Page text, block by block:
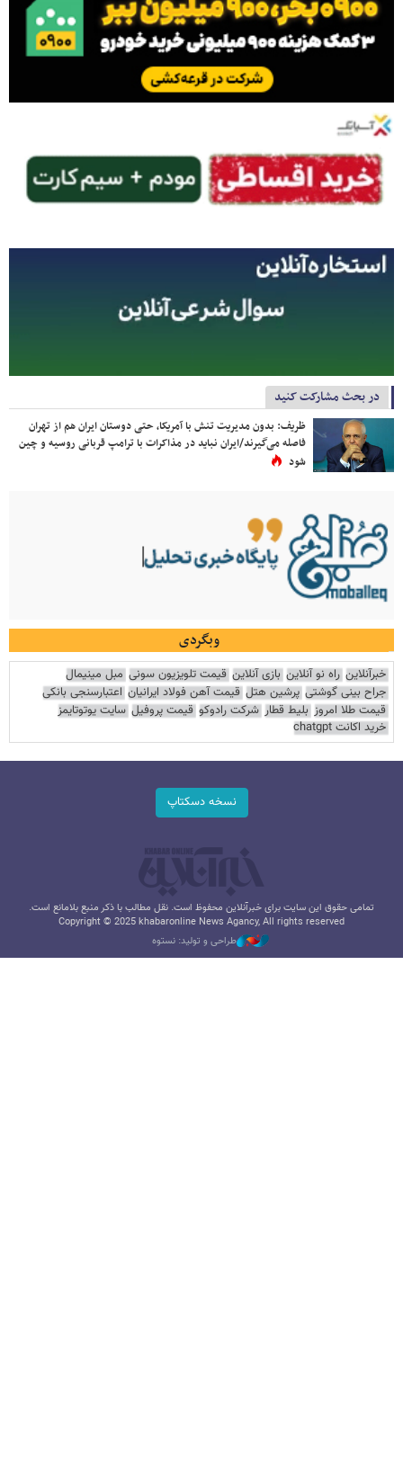
در بحث مشارکت کنید
ظریف: بدون مدیریت تنش با آمریکا، حتی دوستان ایران هم از تهران
فاصله می‌گیرند/ایران نباید در مذاکرات با ترامپ قربانی روسیه و چین
شود
وبگردی
خبرآنلاین راه نو آنلاین بازی آنلاین قیمت تلویزیون سونی مبل مینیمال
جراح بینی گوشتی پرشین هتل قیمت آهن فولاد ایرانیان اعتبارسنجی بانکی
قیمت طلا امروز بلیط قطار شرکت رادوکو قیمت پروفیل سایت یوتوتایمز
خرید اکانت chatgpt
نسخه دسکتاپ
تمامی حقوق این سایت برای خبرآنلاین محفوظ است. نقل مطالب با ذکر منبع بلامانع است.
Copyright © 2025 khabaronline News Agancy, All rights reserved
طراحی و تولید: نستوه